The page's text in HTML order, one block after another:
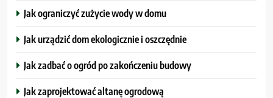
Jak ograniczyć zużycie wody w domu
Jak urządzić dom ekologicznie i oszczędnie
Jak zadbać o ogród po zakończeniu budowy
Jak zaprojektować altanę ogrodową